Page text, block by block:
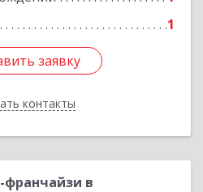
1
заявку
контакты
заявку
Назад
в